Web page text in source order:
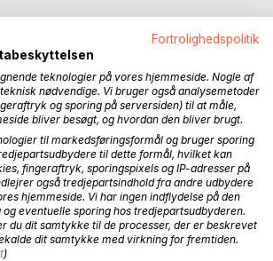
of the two co-existing political systems
of hierarchy and anarchy;
defined by Bohr.
that measures power in the political
judged on the standards of Sir Karl
that can serve as framework for
they spring from the distributional
logic of pole's behaviour Waltz
of survival motive and the notion of
Fortrolighedspolitik
teknologier på vores hjemmeside. Nogle af
nødvendige. Vi bruger også analysemetoder
og sporing på serversiden) til at måle,
bliver besøgt, og hvordan den bliver brugt.
til markedsføringsformål og bruger sporing
til dette formål, hvilket kan
fingeraftryk, sporingspixels og IP-adresser på
også tredjepartsindhold fra andre udbydere
hjemmeside. Vi har ingen indflydelse på den
eventuelle sporing hos tredjepartsudbyderen.
du dit samtykke til de processer, der er beskrevet
dit samtykke med virkning for fremtiden.
)